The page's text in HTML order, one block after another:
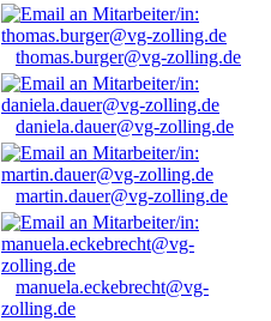
thomas.burger@vg-zolling.de
daniela.dauer@vg-zolling.de
martin.dauer@vg-zolling.de
manuela.eckebrecht@vg-
zolling.de